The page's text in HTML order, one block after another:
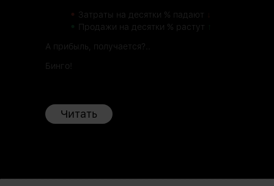
• Затраты на десятки % падают
Продажи на десятки % растут
А прибыль, получается?..
Бинго!
Читать